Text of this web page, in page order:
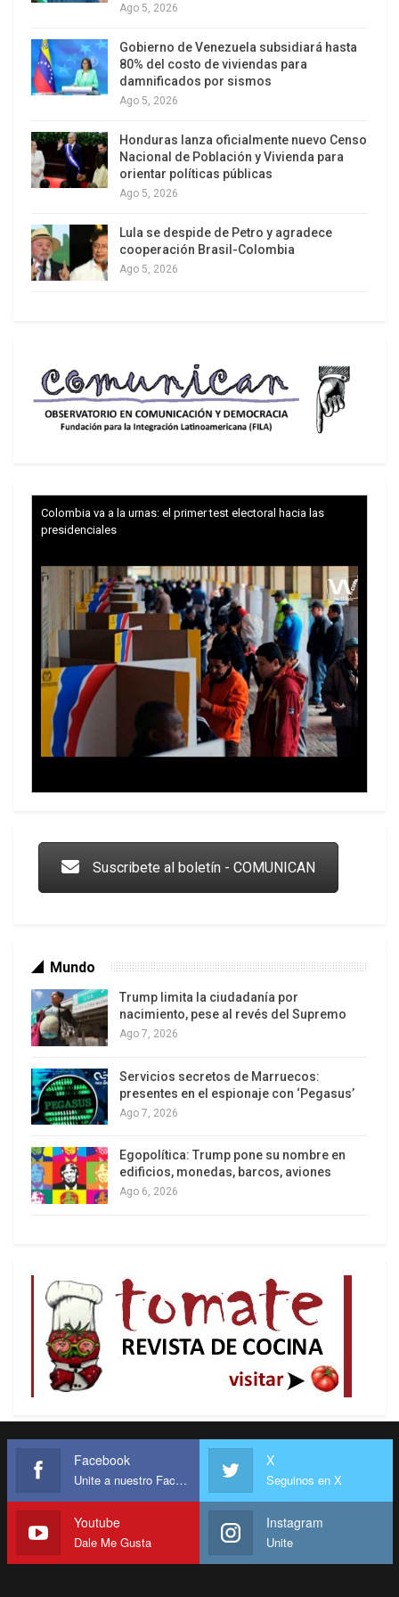
vacunaciones masivas en el país.
El aviso legal exige una respuesta clara de
Swaminathan sobre una serie de puntos clave, y la
asociación dijo que en el caso de que no se brinde
una respuesta clara, se reserva el derecho de
iniciar un enjuiciamiento en virtud de las
India. La científico jefe de la OMS no ha
respondido.
Ago 5, 2026
Gobierno de Venezuela subsidiará hasta
80% del costo de viviendas para
damnificados por sismos
Ago 5, 2026
Honduras lanza oficialmente nuevo Censo
Nacional de Población y Vivienda para
orientar políticas públicas
Ago 5, 2026
Lula se despide de Petro y agradece
cooperación Brasil-Colombia
Ago 5, 2026
Colombia va a la urnas: el primer test electoral hacia las
presidenciales
Los latinos le van dando la espalda a Trump
Suscribete al boletín - COMUNICAN
Mundo
Trump limita la ciudadanía por
nacimiento, pese al revés del Supremo
Ago 7, 2026
Servicios secretos de Marruecos:
presentes en el espionaje con ‘Pegasus’
Ago 7, 2026
Egopolítica: Trump pone su nombre en
edificios, monedas, barcos, aviones
Ago 6, 2026
Facebook
Unite a nuestro Facebook
X
Seguinos en X
Youtube
Dale Me Gusta
Instagram
Unite